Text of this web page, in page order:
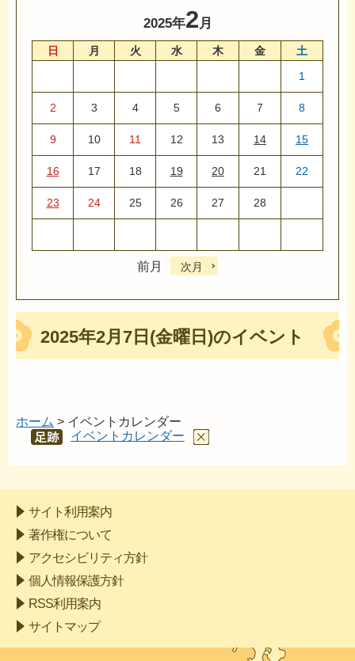
2025年2 月
日 月 火 水 木 金
土
1
2 3 4 5 6 7 8
9 10 11 12 13 14 15
16 17 18 19 20 21 22
23 24 25 26 27 28
前月 次月
2025年2月7日(金曜日)のイベント
ホーム > イベントカレンダー
あし
イベントカレンダー
サイト利用案内
著作権について
アクセシビリティ方針
個人情報保護方針
RSS利用案内
サイトマップ